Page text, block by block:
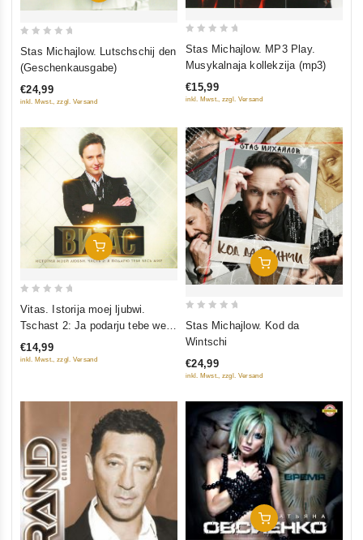
5
Stas Michajlow. Lutschschij den
(Geschenkausgabe)
€24,99
inkl. Mwst., zzgl. Versand
5
Stas Michajlow. MP3 Play.
Musykalnaja kollekzija (mp3)
€15,99
inkl. Mwst., zzgl. Versand
In Den Warenkorb
5
Vitas. Istorija moej ljubwi.
Tschast 2: Ja podarju tebe wes
mir
€14,99
inkl. Mwst., zzgl. Versand
In Den Warenkorb
5
Stas Michajlow. Kod da
Wintschi
€24,99
inkl. Mwst., zzgl. Versand
In Den Warenkorb